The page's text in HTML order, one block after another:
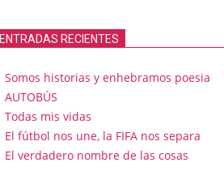
ENTRADAS RECIENTES
Somos historias y enhebramos poesia
AUTOBÚS
Todas mis vidas
El fútbol nos une, la FIFA nos separa
El verdadero nombre de las cosas